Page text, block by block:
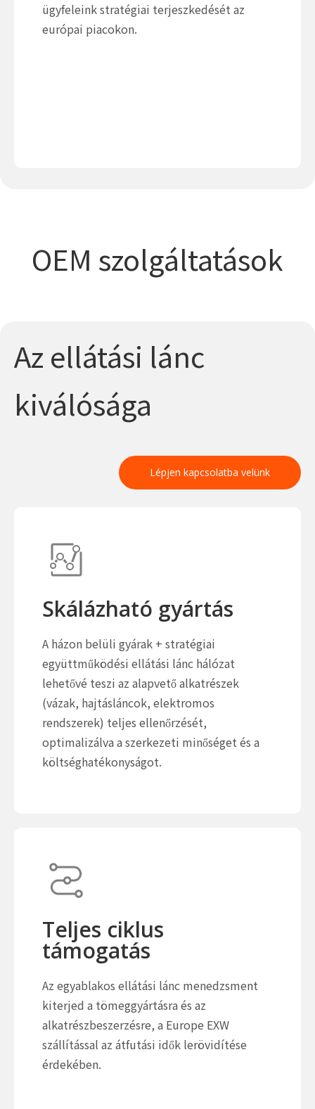
ügyfeleink stratégiai terjeszkedését az
európai piacokon.
OEM szolgáltatások
Az ellátási lánc
kiválósága
Lépjen kapcsolatba velünk
Skálázható gyártás
A házon belüli gyárak + stratégiai
együttműködési ellátási lánc hálózat
lehetővé teszi az alapvető alkatrészek
(vázak, hajtásláncok, elektromos
rendszerek) teljes ellenőrzését,
optimalizálva a szerkezeti minőséget és a
költséghatékonyságot.
Teljes ciklus
támogatás
Az egyablakos ellátási lánc menedzsment
kiterjed a tömeggyártásra és az
alkatrészbeszerzésre, a Europe EXW
szállítással az átfutási idők lerövidítése
érdekében.